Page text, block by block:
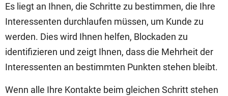
Es liegt an Ihnen, die Schritte zu bestimmen, die Ihre
Interessenten durchlaufen müssen, um Kunde zu
werden. Dies wird Ihnen helfen, Blockaden zu
identifizieren und zeigt Ihnen, dass die Mehrheit der
Interessenten an bestimmten Punkten stehen bleibt.
Wenn alle Ihre Kontakte beim gleichen Schritt stehen